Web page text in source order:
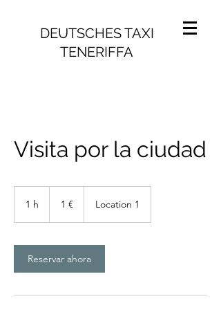
DEUTSCHES TAXI
TENERIFFA
Visita por la ciudad
1 h 1 € Location 1
Reservar ahora